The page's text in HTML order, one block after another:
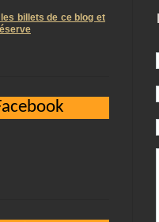
billets de ce blog et